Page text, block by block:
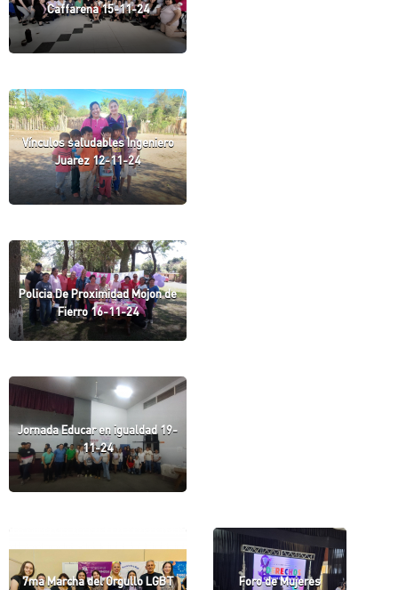
Caffarena 15-11-24
Vínculos saludables Ingeniero
Juarez 12-11-24
Policia De Proximidad Mojon de
Fierro 16-11-24
Jornada Educar en igualdad 19-
11-24
7ma Marcha del Orgullo LGBT
Foro de Mujeres